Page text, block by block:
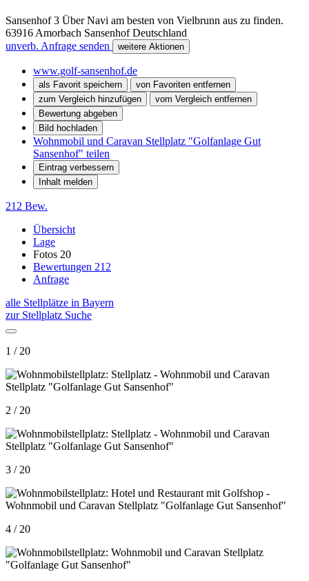
Sansenhof 3 Über Navi am besten von Vielbrunn aus zu finden.
63916 Amorbach Sansenhof Deutschland
unverb. Anfrage senden
weitere Aktionen
www.golf-sansenhof.de
als Favorit speichern
von Favoriten entfernen
zum Vergleich hinzufügen
vom Vergleich entfernen
Bewertung abgeben
Bild hochladen
Wohnmobil und Caravan Stellplatz "Golfanlage Gut
Sansenhof" teilen
Eintrag verbessern
Inhalt melden
212 Bew.
Übersicht
Lage
Fotos 20
Bewertungen 212
Anfrage
alle Stellplätze in Bayern
zur Stellplatz Suche
1 / 20
2 / 20
3 / 20
4 / 20